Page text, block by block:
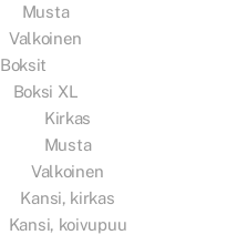
Musta
Valkoinen
Boksit
Boksi XL
Kirkas
Musta
Valkoinen
Kansi, kirkas
Kansi, koivupuu